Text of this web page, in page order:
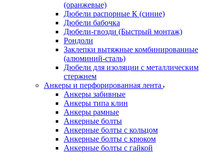
(оранжевые)
Дюбели распорные К (синие)
Дюбели бабочка
Дюбели-гвозди (Быстрый монтаж)
Рондоли
Заклепки вытяжные комбинированные
(алюминий-сталь)
Дюбели для изоляции с металлическим
стержнем
Анкеры и перфорированная лента
Анкеры забивные
Анкеры типа клин
Анкеры рамные
Анкерные болты
Анкерные болты с кольцом
Анкерные болты с крюком
Анкерные болты с гайкой